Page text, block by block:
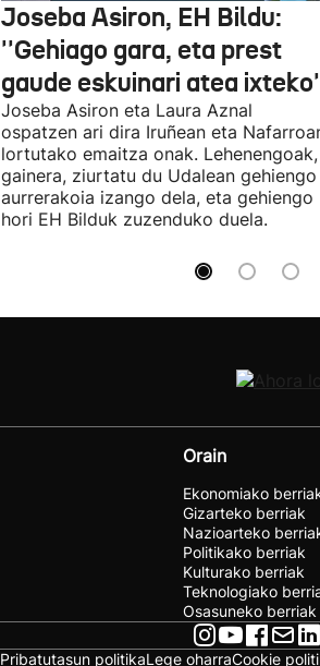
Joseba Asiron, EH Bildu:
''Gehiago gara, eta prest
gaude eskuinari atea
Joseba Asiron eta Laura Aznal
ospatzen ari dira Iruñean eta
lortutako emaitza onak. Lehenengoak,
gainera, ziurtatu du Udalean gehiengo
aurrerakoia izango dela, eta gehiengo
hori EH Bilduk zuzenduko duela.
Orain
Ekonomiako
Gizarteko berriak
Nazioarteko
Politikako berriak
Kulturako berriak
Teknologiako
Osasuneko berriak
Pribatutasun politikaLege oharraCookie